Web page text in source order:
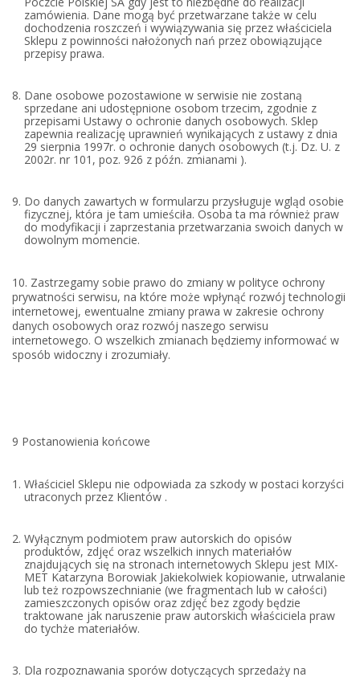
zamówienia. Dane mogą być przetwarzane także w celu
dochodzenia roszczeń i wywiązywania się przez właściciela
Sklepu z powinności nałożonych nań przez obowiązujące
przepisy prawa.
Dane osobowe pozostawione w serwisie nie zostaną
sprzedane ani udostępnione osobom trzecim, zgodnie z
przepisami Ustawy o ochronie danych osobowych. Sklep
zapewnia realizację uprawnień wynikających z ustawy z dnia
29 sierpnia 1997r. o ochronie danych osobowych (t.j. Dz. U. z
2002r. nr 101, poz. 926 z późn. zmianami ).
Do danych zawartych w formularzu przysługuje wgląd osobie
fizycznej, która je tam umieściła. Osoba ta ma również praw
do modyfikacji i zaprzestania przetwarzania swoich danych w
dowolnym momencie.
10. Zastrzegamy sobie prawo do zmiany w polityce ochrony
prywatności serwisu, na które może wpłynąć rozwój technologii
internetowej, ewentualne zmiany prawa w zakresie ochrony
danych osobowych oraz rozwój naszego serwisu
internetowego. O wszelkich zmianach będziemy informować w
sposób widoczny i zrozumiały.
9 Postanowienia końcowe
Właściciel Sklepu nie odpowiada za szkody w postaci korzyści
utraconych przez Klientów .
Wyłącznym podmiotem praw autorskich do opisów
produktów, zdjęć oraz wszelkich innych materiałów
znajdujących się na stronach internetowych Sklepu jest MIX-
MET Katarzyna Borowiak Jakiekolwiek kopiowanie, utrwalanie
lub też rozpowszechnianie (we fragmentach lub w całości)
zamieszczonych opisów oraz zdjęć bez zgody będzie
traktowane jak naruszenie praw autorskich właściciela praw
do tychże materiałów.
Dla rozpoznawania sporów dotyczących sprzedaży na